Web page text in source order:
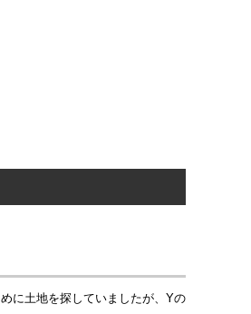
に土地を探していましたが、Yの